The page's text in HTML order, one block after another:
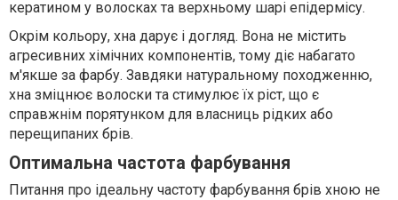
кератином у волосках та верхньому шарі епідермісу.
Окрім кольору, хна дарує і догляд. Вона не містить
агресивних хімічних компонентів, тому діє набагато
м'якше за фарбу. Завдяки натуральному походженню,
хна зміцнює волоски та стимулює їх ріст, що є
справжнім порятунком для власниць рідких або
перещипаних брів.
Оптимальна частота фарбування
Питання про ідеальну частоту фарбування брів хною не